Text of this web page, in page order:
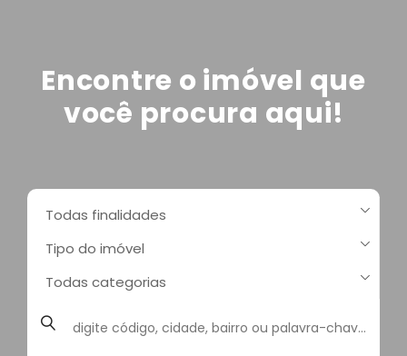
Encontre o imóvel que
você procura aqui!
Todas finalidades
Tipo do imóvel
Todas categorias